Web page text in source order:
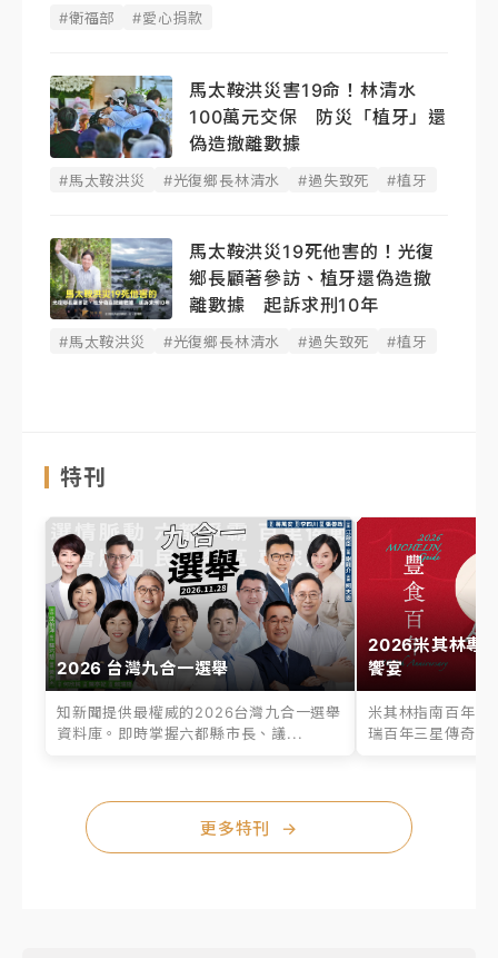
#衛福部 #愛心捐款
馬太鞍洪災害19命！林清水
100萬元交保 防災「植牙」還
偽造撤離數據
#馬太鞍洪災 #光復鄉長林清水 #過失致死 #植牙
馬太鞍洪災19死他害的！光復
鄉長顧著參訪、植牙還偽造撤
離數據 起訴求刑10年
#馬太鞍洪災 #光復鄉長林清水 #過失致死 #植牙
特刊
2026 台灣九合一選舉
知新聞提供最權威的2026台灣九合一選舉
資料庫。即時掌握六都縣市長、議...
2026米其林專
饗宴
米其林指南百年之
瑞百年三星傳奇、
更多特刊 →